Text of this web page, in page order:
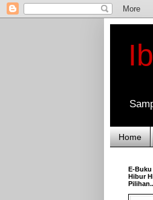
Home
E-Buku
Hibur
Pilihan..